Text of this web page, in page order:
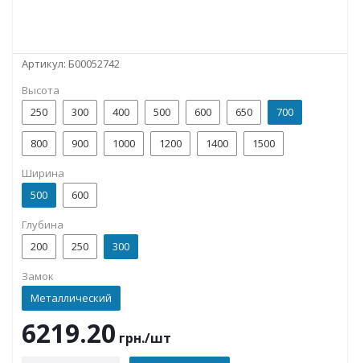
Артикул: Б00052742
Высота
250
300 400 500 600 650 700
800 900 1000 1200 1400 1500
Ширина
500
600
Глубина
200
250 300
Замок
Металлический
6219.20 грн./шт